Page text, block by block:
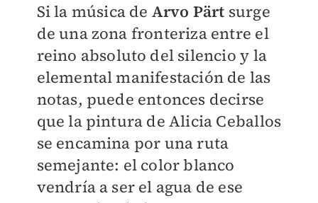
Si la música de Arvo Pärt surge
de una zona fronteriza entre el
reino absoluto del silencio y la
elemental manifestación de las
notas, puede entonces decirse
que la pintura de Alicia Ceballos
se encamina por una ruta
semejante: el color blanco
vendría a ser el agua de ese